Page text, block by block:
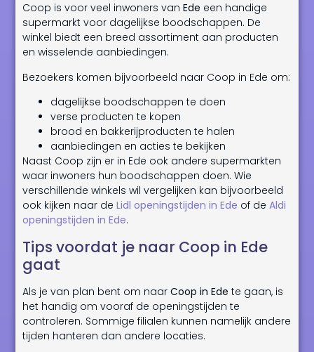
Coop is voor veel inwoners vanEde een handige
supermarkt voor dagelijkse boodschappen. De
winkel biedt een breed assortiment aan producten
en wisselende aanbiedingen.
Bezoekers komen bijvoorbeeld naar Coop in Ede om:
dagelijkse boodschappen te doen
verse producten te kopen
brood en bakkerijproducten te halen
aanbiedingen en acties te bekijken
Naast Coop zijn er in Ede ook andere supermarkten
waar inwoners hun boodschappen doen. Wie
verschillende winkels wil vergelijken kan bijvoorbeeld
ook kijken naar deLidl openingstijden in Ede of deAldi
openingstijden in Ede.
Tips voordat je naar Coop in Ede
gaat
Als je van plan bent om naarCoop in Ede te gaan, is
het handig om vooraf de openingstijden te
controleren. Sommige filialen kunnen namelijk andere
tijden hanteren dan andere locaties.